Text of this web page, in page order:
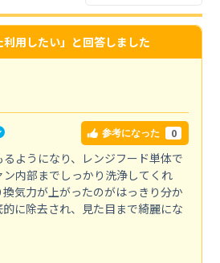
利用したい」と回答しました
参考になった 0
ようになり、レンジフード単体で
内部までしっかり洗浄してくれ
気力が上がったのがはっきり分か
に除去され、見た目まで綺麗にな